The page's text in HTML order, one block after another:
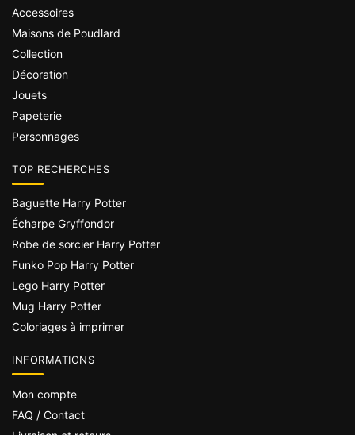
Accessoires
Maisons de Poudlard
Collection
Décoration
Jouets
Papeterie
Personnages
TOP RECHERCHES
Baguette Harry Potter
Écharpe Gryffondor
Robe de sorcier Harry Potter
Funko Pop Harry Potter
Lego Harry Potter
Mug Harry Potter
Coloriages à imprimer
INFORMATIONS
Mon compte
FAQ / Contact